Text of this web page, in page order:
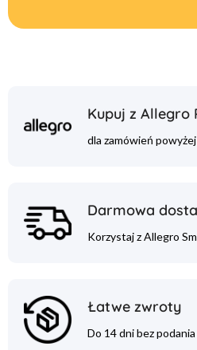
Kupuj z Allegro
dla zamówień powyżej
Darmowa
Korzystaj z Allegro
Łatwe zwroty
Do 14 dni bez